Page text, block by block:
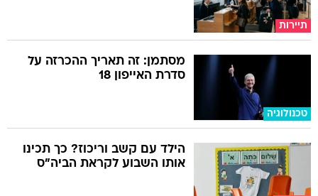
תיירות
טכנולוגיה
מסתמן: זה תאריך ההכרזה על
סדרת האייפון 18
הילד עם קשב וריכוז? כך תכינו
אותו השבוע לקראת הביה"ס